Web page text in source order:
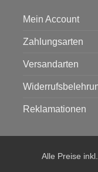
Mein Account
Zahlungsarten
Versandarten
Reklamationen
Alle Preise